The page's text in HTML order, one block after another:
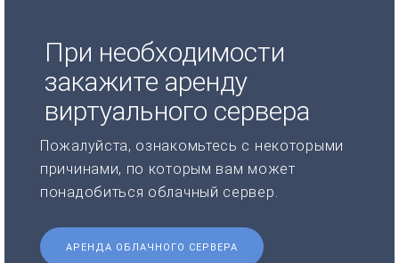
При необходимости
закажите аренду
виртуального сервера
Пожалуйста, ознакомьтесь с некоторыми
причинами, по которым вам может
понадобиться облачный сервер.
АРЕНДА ОБЛАЧНОГО СЕРВЕРА